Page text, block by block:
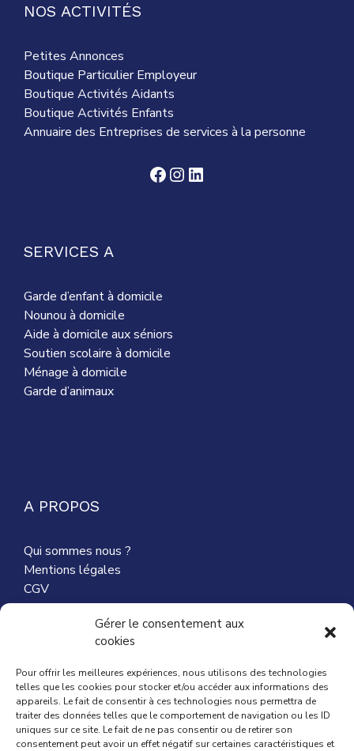
Gérer le consentement aux
cookies
Pour offrir les meilleures expériences, nous utilisons des technologies
telles que les cookies pour stocker et/ou accéder aux informations des
appareils. Le fait de consentir à ces technologies nous permettra de
traiter des données telles que le comportement de navigation ou les ID
uniques sur ce site. Le fait de ne pas consentir ou de retirer son
consentement peut avoir un effet négatif sur certaines caractéristiques et
NOS ACTIVITÉS
Petites Annonces
Boutique Particulier Employeur
Boutique Activités Aidants
Boutique Activités Enfants
Annuaire des Entreprises de services à la personne
Facebook
Instagram
LinkedIn
SERVICES A
Garde d’enfant à domicile
Nounou à domicile
Aide à domicile aux séniors
Soutien scolaire à domicile
Ménage à domicile
Garde d’animaux
A PROPOS
Qui sommes nous ?
Mentions légales
CGV
Nous contacter
ACTUALITÉ